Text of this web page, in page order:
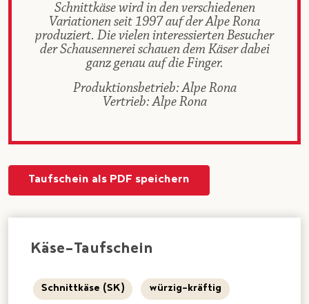
Schnittkäse wird in den verschiedenen
Variationen seit 1997 auf der Alpe Rona
produziert. Die vielen interessierten Besucher
der Schausennerei schauen dem Käser dabei
ganz genau auf die Finger.
Produktionsbetrieb: Alpe Rona
Vertrieb: Alpe Rona
Taufschein als PDF speichern
Käse-Taufschein
Schnittkäse (SK) würzig-kräftig